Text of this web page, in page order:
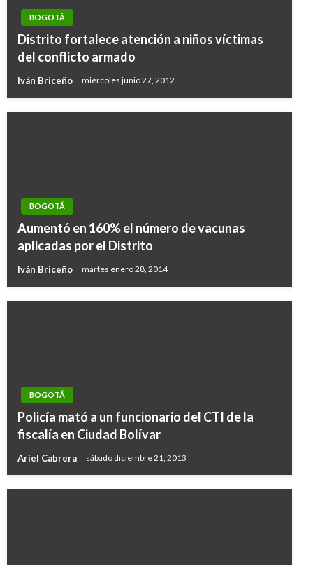
BOGOTÁ
Distrito fortalece atención a niños víctimas
del conflicto armado
Iván Briceño miércoles junio 27, 2012
BOGOTÁ
Aumentó en 160% el número de vacunas
aplicadas por el Distrito
Iván Briceño martes enero 28, 2014
BOGOTÁ
Policía mató a un funcionario del CTI de la
fiscalía en Ciudad Bolívar
Ariel Cabrera sábado diciembre 21, 2013